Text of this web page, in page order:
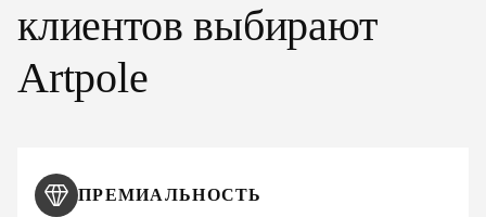
клиентов выбирают
Artpole
ПРЕМИАЛЬНОСТЬ